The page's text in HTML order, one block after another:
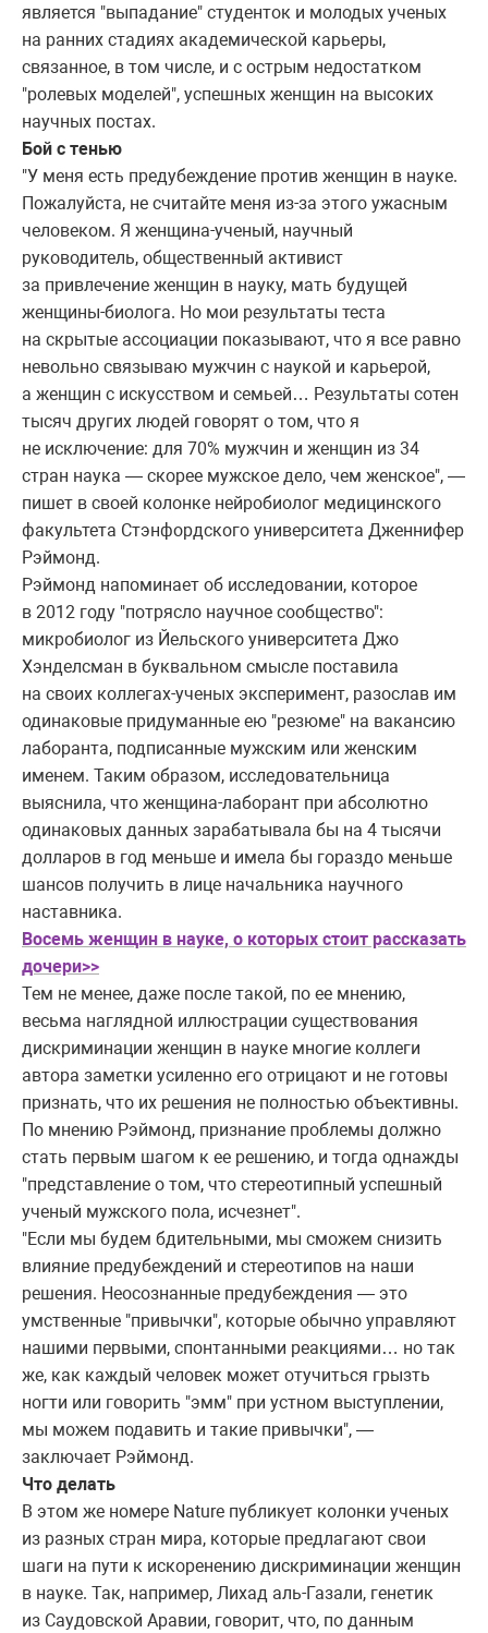
является "выпадание" студенток и молодых ученых
на ранних стадиях академической карьеры,
связанное, в том числе, и с острым недостатком
"ролевых моделей", успешных женщин на высоких
научных постах.
Бой с тенью
"У меня есть предубеждение против женщин в науке.
Пожалуйста, не считайте меня из-за этого ужасным
человеком. Я женщина-ученый, научный
руководитель, общественный активист
за привлечение женщин в науку, мать будущей
женщины-биолога. Но мои результаты теста
на скрытые ассоциации показывают, что я все равно
невольно связываю мужчин с наукой и карьерой,
а женщин с искусством и семьей… Результаты сотен
тысяч других людей говорят о том, что я
не исключение: для 70% мужчин и женщин из 34
стран наука — скорее мужское дело, чем женское", —
пишет в своей колонке нейробиолог медицинского
факультета Стэнфордского университета Дженнифер
Рэймонд.
Рэймонд напоминает об исследовании, которое
в 2012 году "потрясло научное сообщество":
микробиолог из Йельского университета Джо
Хэнделсман в буквальном смысле поставила
на своих коллегах-ученых эксперимент, разослав им
одинаковые придуманные ею "резюме" на вакансию
лаборанта, подписанные мужским или женским
именем. Таким образом, исследовательница
выяснила, что женщина-лаборант при абсолютно
одинаковых данных зарабатывала бы на 4 тысячи
долларов в год меньше и имела бы гораздо меньше
шансов получить в лице начальника научного
наставника.
Восемь женщин в науке, о которых стоит рассказать
дочери>>
Тем не менее, даже после такой, по ее мнению,
весьма наглядной иллюстрации существования
дискриминации женщин в науке многие коллеги
автора заметки усиленно его отрицают и не готовы
признать, что их решения не полностью объективны.
По мнению Рэймонд, признание проблемы должно
стать первым шагом к ее решению, и тогда однажды
"представление о том, что стереотипный успешный
ученый мужского пола, исчезнет".
"Если мы будем бдительными, мы сможем снизить
влияние предубеждений и стереотипов на наши
решения. Неосознанные предубеждения — это
умственные "привычки", которые обычно управляют
нашими первыми, спонтанными реакциями… но так
же, как каждый человек может отучиться грызть
ногти или говорить "эмм" при устном выступлении,
мы можем подавить и такие привычки", —
заключает Рэймонд.
Что делать
В этом же номере Nature публикует колонки ученых
из разных стран мира, которые предлагают свои
шаги на пути к искоренению дискриминации женщин
в науке. Так, например, Лихад аль-Газали, генетик
из Саудовской Аравии, говорит, что, по данным